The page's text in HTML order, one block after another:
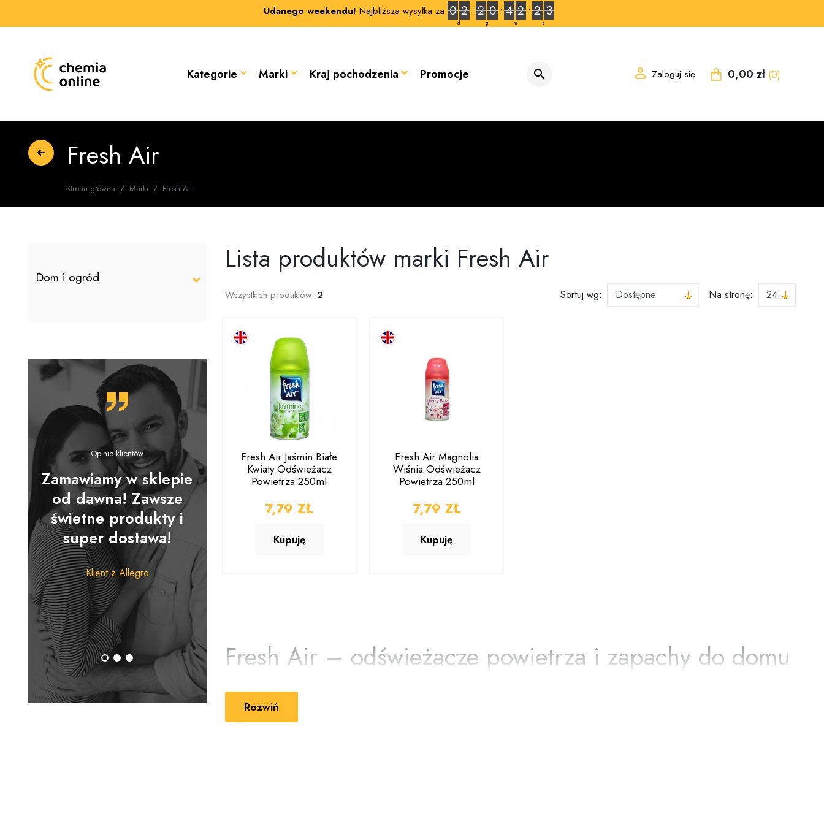
Udanego weekendu! Najbliższa wysyłka za 0 2
d
2 0
g
4 2
m
2 2
s
Kategorie Marki Kraj pochodzenia Promocje  Zaloguj się 0,00 zł (0)
Fresh Air
Strona główna Marki Fresh Air
Dom i ogród
Opinie klientów
Zamawiamy w sklepie
od dawna! Zawsze
świetne produkty i
super dostawa!
Klient z Allegro
Dziękuję serdecznie
za idealne podejście
do transakcji i super
bezpiecznie
Po raz kolejny jestem
bardzo zadowolona
Klient z Allegro
Lista produktów marki Fresh Air
Wszystkich produktów: 2 Sortuj wg: Na stronę:
Fresh Air Jaśmin Białe
Kwiaty Odświeżacz
Powietrza 250ml
CENA
7,79 ZŁ
Kupuję
Fresh Air Magnolia
Wiśnia Odświeżacz
Powietrza 250ml
CENA
7,79 ZŁ
Kupuję
Fresh Air – odświeżacze powietrza i zapachy do domu
pełne świeżości
Fresh Airto marka oferująca produkty zapachowe do domu, które pomagają stworzyć przyjemną atmosferę i zapewnić długotrwałe
Rozwiń